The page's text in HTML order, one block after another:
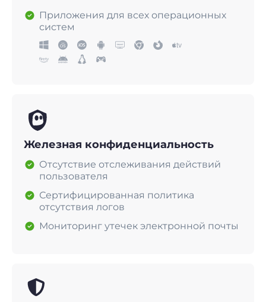
Приложения для всех операционных
систем
Железная конфиденциальность
Отсутствие отслеживания действий
пользователя
Сертифицированная политика
отсутствия логов
Мониторинг утечек электронной почты